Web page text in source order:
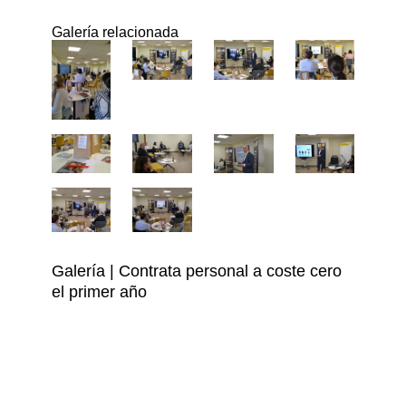
Galería relacionada
Galería | Contrata personal a coste cero
el primer año